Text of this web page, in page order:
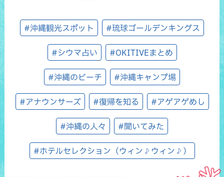
#沖縄観光スポット #琉球ゴールデンキングス
#シウマ占い #OKITIVEまとめ
#沖縄のビーチ #沖縄キャンプ場
#アナウンサーズ #復帰を知る #アゲアゲめし
#沖縄の人々 #聞いてみた
#ホテルセレクション（ウィン♪ウィン♪）